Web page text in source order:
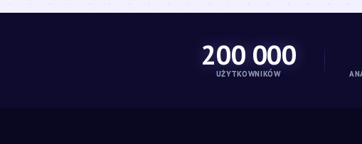
200 000
UŻYTKOWNIKÓW